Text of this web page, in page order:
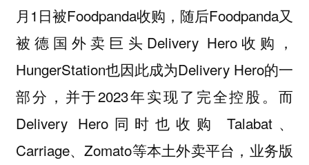
月1日被Foodpanda收购，随后Foodpanda又
被德国外卖巨头Delivery Hero收购，
HungerStation也因此成为Delivery Hero的一
部分，并于2023年实现了完全控股。而
Delivery Hero同时也收购 Talabat、
Carriage、Zomato等本土外卖平台，业务版